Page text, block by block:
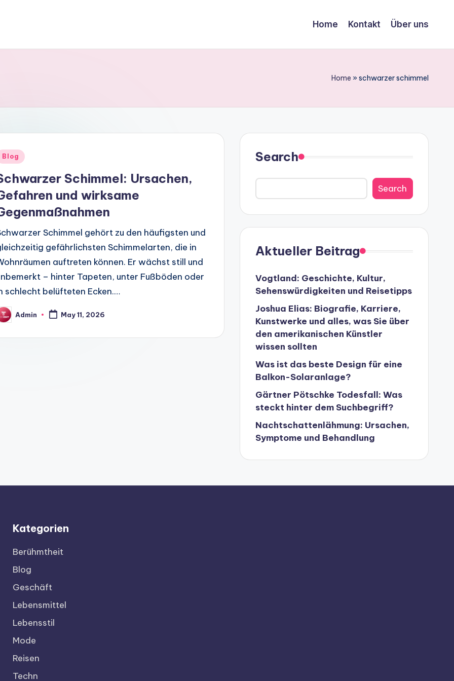
Home Kontakt Über uns
Home »schwarzer schimmel
Blog
Schimmel: Ursachen,
und wirksame
Schimmel gehört zu den häufigsten und
gefährlichsten Schimmelarten, die in
auftreten können. Er wächst still und
– hinter Tapeten, unter Fußböden oder
schlecht belüfteten Ecken.…
Admin May 11, 2026
Search
Search
Aktueller Beitrag
Vogtland: Geschichte, Kultur,
Sehenswürdigkeiten und Reisetipps
Joshua Elias: Biografie, Karriere,
Kunstwerke und alles, was Sie über
den amerikanischen Künstler
wissen sollten
Was ist das beste Design für eine
Balkon-Solaranlage?
Gärtner Pötschke Todesfall: Was
steckt hinter dem Suchbegriff?
Nachtschattenlähmung: Ursachen,
Symptome und Behandlung
Kategorien
Berühmtheit
Blog
Geschäft
Lebensmittel
Lebensstil
Mode
Reisen
Techn